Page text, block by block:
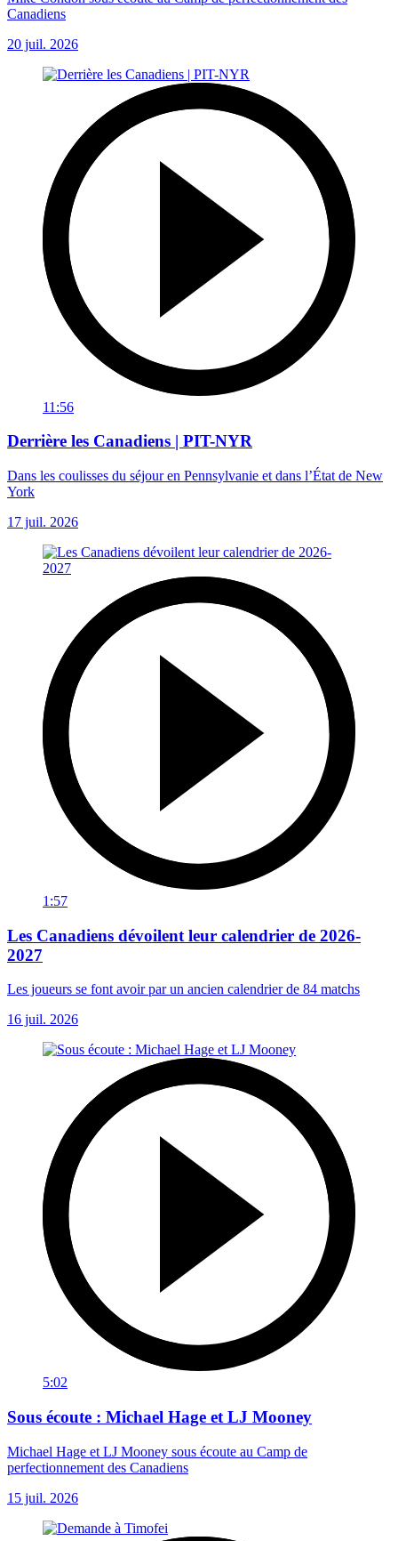
Canadiens
20 juil. 2026
11:56
Derrière les Canadiens | PIT-NYR
Dans les coulisses du séjour en Pennsylvanie et dans l’État de New
York
17 juil. 2026
1:57
Les Canadiens dévoilent leur calendrier de 2026-
2027
Les joueurs se font avoir par un ancien calendrier de 84 matchs
16 juil. 2026
5:02
Sous écoute : Michael Hage et LJ Mooney
Michael Hage et LJ Mooney sous écoute au Camp de
perfectionnement des Canadiens
15 juil. 2026